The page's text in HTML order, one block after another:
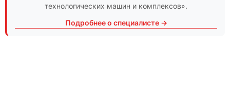
технологических машин и комплексов».
Подробнее о специалисте →